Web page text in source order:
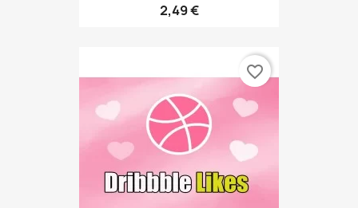
2,49 €
favorite_border